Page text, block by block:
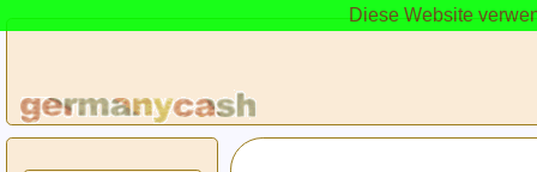
Diese Website